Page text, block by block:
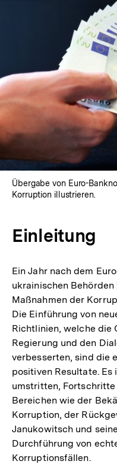
Übergabe von Euro-
Korruption illustrieren.
Einleitung
Ein Jahr nach dem
ukrainischen
Maßnahmen der
Die Einführung von
Richtlinien, welche die
Regierung und den
verbesserten, sind die
positiven Resultate.
umstritten,
Bereichen wie der
Korruption, der
Janukowitsch und
Durchführung von
Korruptionsfällen.